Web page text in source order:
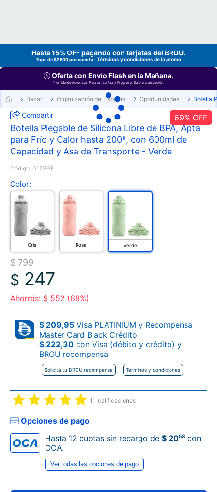
Hasta 15% OFF pagando con tarjetas del BROU.
Tope de $2500 por cuenta -Términos y condiciones de la promo
Oferta con Envío Flash en la Mañana.
* en Montevideo, Las Piedras, La Paz y Progreso. Sujeto a ubicación.
Bazar Organización del Espacio Oportunidades Botella
Compartir 69% OFF
Botella Plegable de Silicona Libre de BPA, Apta
para Frío y Calor hasta 200º, con 600ml de
Capacidad y Asa de Transporte - Verde
Código: 017393
Color:
Gris Rosa Verde
$ 799
$ 247
Ahorrás: $ 552 (69%)
$ 209,95 Visa PLATINIUM y Recompensa
Master Card Black Crédito
$ 222,30 con Visa (débito y crédito) y
BROU recompensa
Solicitá tu BROU recompensa Términos y condiciones
11 calificaciones
Opciones de pago
Hasta 12 cuotas sin recargo de $ 2058 con
OCA.
Ver todas las opciones de pago